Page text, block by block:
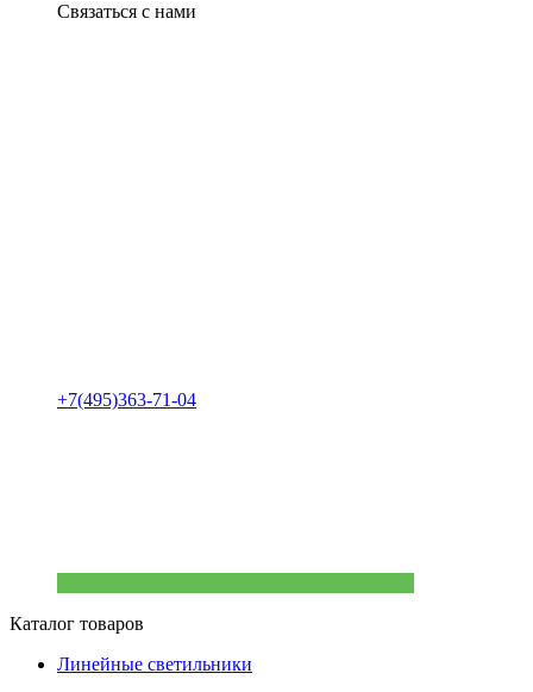
Связаться с нами
+7(495)363-71-04
Каталог товаров
Линейные светильники